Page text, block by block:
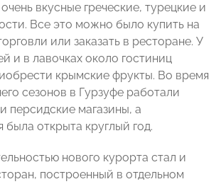
вкусные греческие, турецкие и
Все это можно было купить на
или заказать в ресторане. У
и в лавочках около гостиниц
крымские фрукты. Во время
сезонов в Гурзуфе работали
персидские магазины, а
была открыта круглый год.
нового курорта стал и
построенный в отдельном